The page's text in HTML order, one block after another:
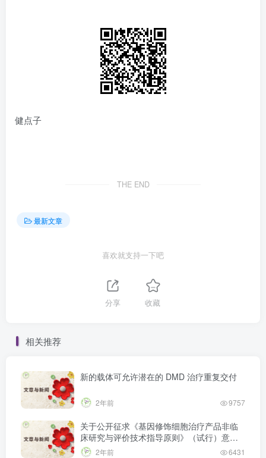
健点子
THE END
最新文章
喜欢就支持一下吧
分享 收藏
相关推荐
新的载体可允许潜在的 DMD 治疗重复交付
2年前 9757
关于公开征求《基因修饰细胞治疗产品非临
床研究与评价技术指导原则》（试行）意见
的通知2年前 6431